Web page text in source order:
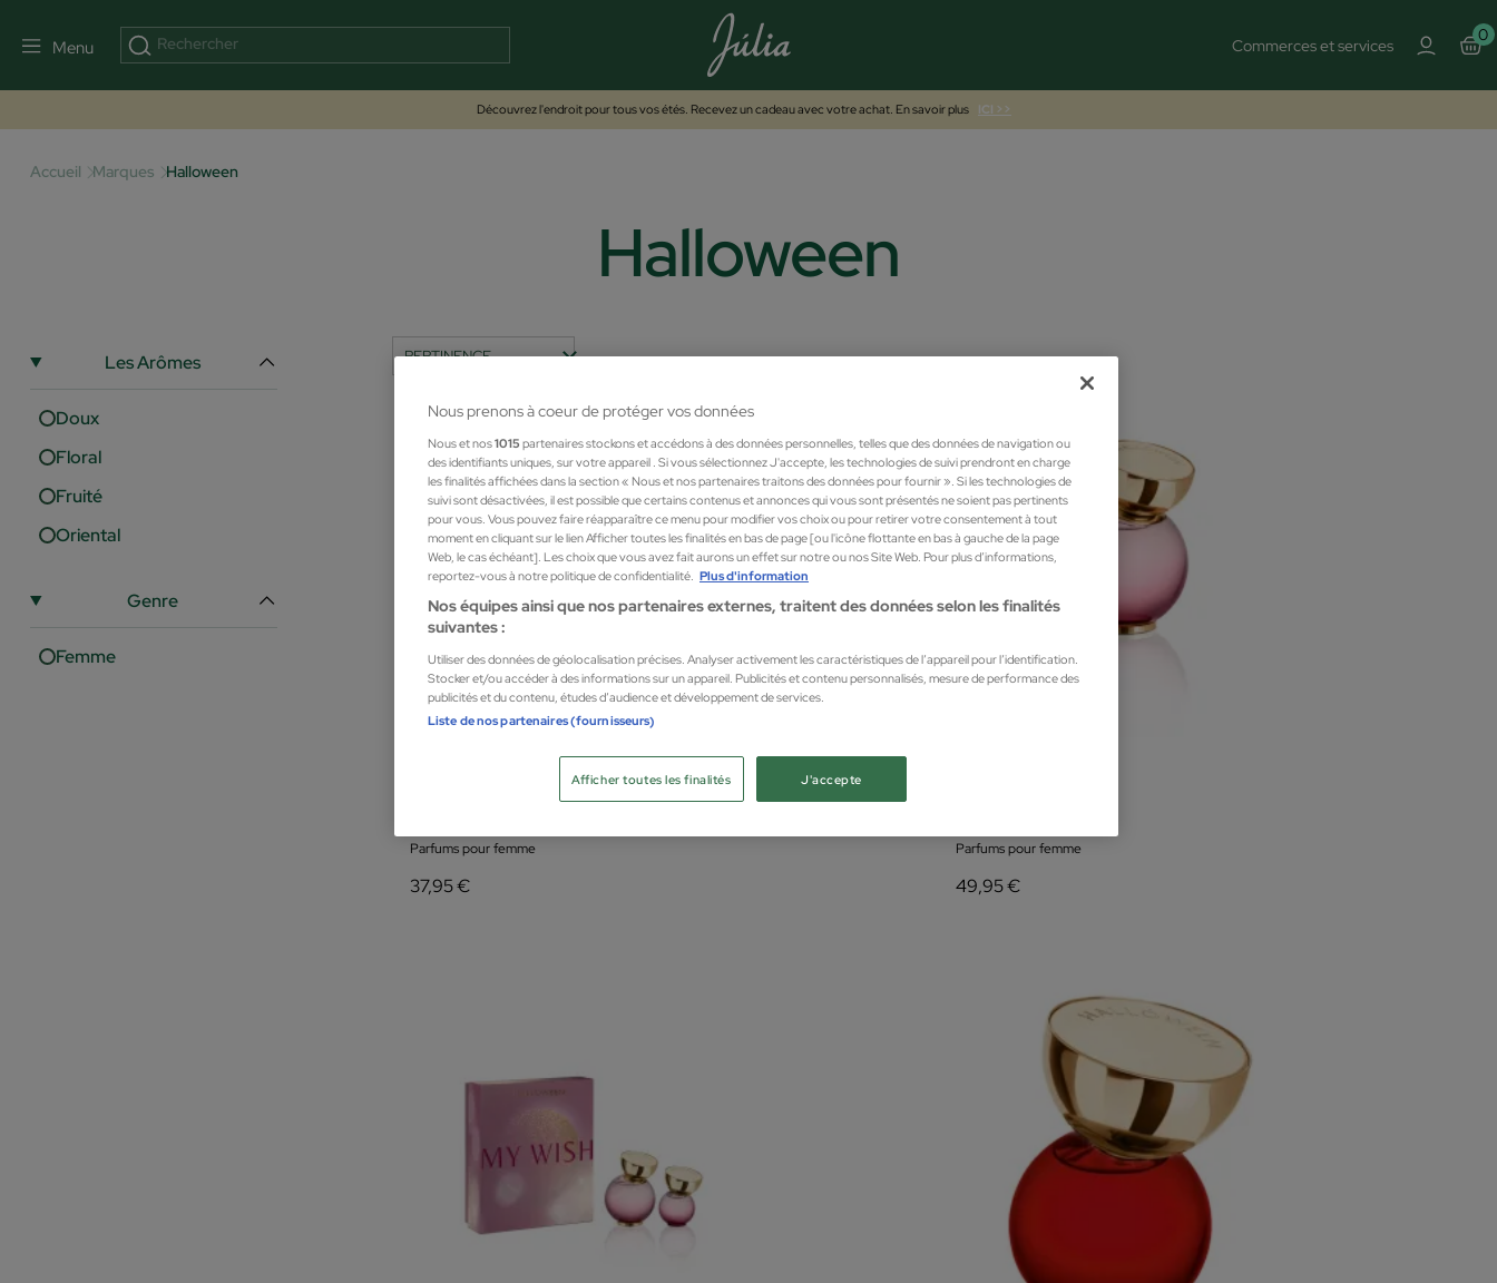
Menu Commerces et services
0
Découvrez l'endroit pour tous vos étés. Recevez un cadeau avec votre achat. En savoir plus ICI >>
Accueil Marques Halloween
Halloween
Les Arômes
Doux
Floral
Fruité
Oriental
Genre
Femme
Parfums pour femme
37,95 €
Parfums pour femme
49,95 €
Nous prenons à coeur de protéger vos données
Nous et nos1015 partenaires stockons et accédons à des données personnelles, telles que des données de navigation ou
des identifiants uniques, sur votre appareil . Si vous sélectionnez J'accepte, les technologies de suivi prendront en charge
les finalités affichées dans la section « Nous et nos partenaires traitons des données pour fournir ». Si les technologies de
suivi sont désactivées, il est possible que certains contenus et annonces qui vous sont présentés ne soient pas pertinents
pour vous. Vous pouvez faire réapparaître ce menu pour modifier vos choix ou pour retirer votre consentement à tout
moment en cliquant sur le lien Afficher toutes les finalités en bas de page [ou l'icône flottante en bas à gauche de la page
Web, le cas échéant]. Les choix que vous avez fait aurons un effet sur notre ou nos Site Web. Pour plus d’informations,
reportez-vous à notre politique de confidentialité. Plus d'information
Nos équipes ainsi que nos partenaires externes, traitent des données selon les finalités
suivantes :
Utiliser des données de géolocalisation précises. Analyser activement les caractéristiques de l’appareil pour l’identification.
Stocker et/ou accéder à des informations sur un appareil. Publicités et contenu personnalisés, mesure de performance des
publicités et du contenu, études d’audience et développement de services.
Liste de nos partenaires (fournisseurs)
J'accepte
Afficher toutes les finalités